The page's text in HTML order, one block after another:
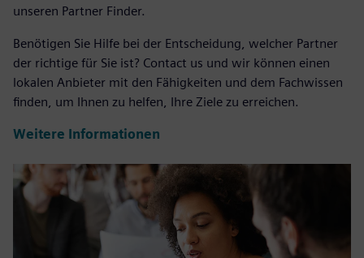
unseren Partner Finder.
Benötigen Sie Hilfe bei der Entscheidung, welcher Partner
der richtige für Sie ist? Contact us und wir können einen
lokalen Anbieter mit den Fähigkeiten und dem Fachwissen
finden, um Ihnen zu helfen, Ihre Ziele zu erreichen.
Weitere Informationen